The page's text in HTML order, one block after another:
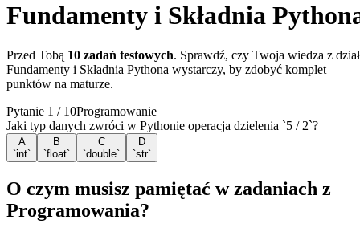
Fundamenty i Składnia
Przed Tobą 10 zadań testowych. Sprawdź, czy Twoja wiedza z
Fundamenty i Składnia Pythona wystarczy, by zdobyć komplet
punktów na maturze.
Pytanie 1 / 10Programowanie
Jaki typ danych zwróci w Pythonie operacja dzielenia `5 / 2`?
A
`int`
B
`float`
C
`double`
D
`str`
O czym musisz pamiętać w zadaniach z
Programowania?